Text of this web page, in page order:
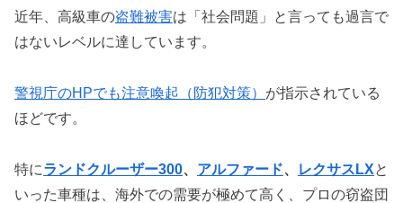
近年、高級車の盗難被害は「社会問題」と言っても過言で
はないレベルに達しています。
警視庁のHPでも注意喚起（防犯対策） が指示されている
ほどです。
特にランドクルーザー300、 アルファード、 レクサスLXと
いった車種は、海外での需要が極めて高く、プロの窃盗団